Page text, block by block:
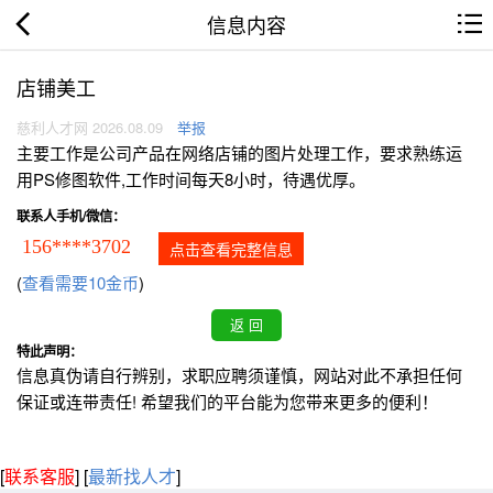
信息内容
店铺美工
慈利人才网 2026.08.09 举报
主要工作是公司产品在网络店铺的图片处理工作，要求熟练运
用PS修图软件,工作时间每天8小时，待遇优厚。
联系人手机/微信：
156****3702 点击查看完整信息
(查看需要10金币)
特此声明：
信息真伪请自行辨别，求职应聘须谨慎，网站对此不承担任何
保证或连带责任! 希望我们的平台能为您带来更多的便利！
[联系客服] [最新找人才]